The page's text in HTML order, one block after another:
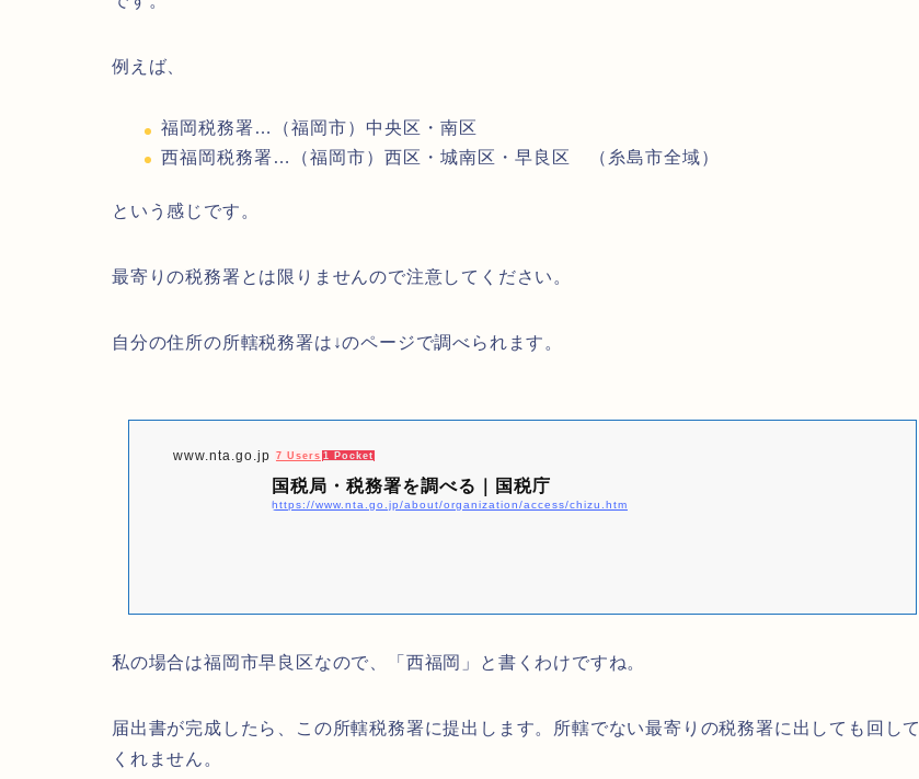
例えば、
福岡税務署…（福岡市）中央区・南区
西福岡税務署…（福岡市）西区・城南区・早良区 （糸島市全域）
という感じです。
最寄りの税務署とは限りませんので注意してください。
自分の住所の所轄税務署は↓のページで調べられます。
www.nta.go.jp 7 Users 1 Pocket
国税局・税務署を調べる｜国税庁
https://www.nta.go.jp/about/organization/access/chizu.htm
私の場合は福岡市早良区なので、「西福岡」と書くわけですね。
届出書が完成したら、この所轄税務署に提出します。所轄でない最寄りの税務署に出しても回して
くれません。